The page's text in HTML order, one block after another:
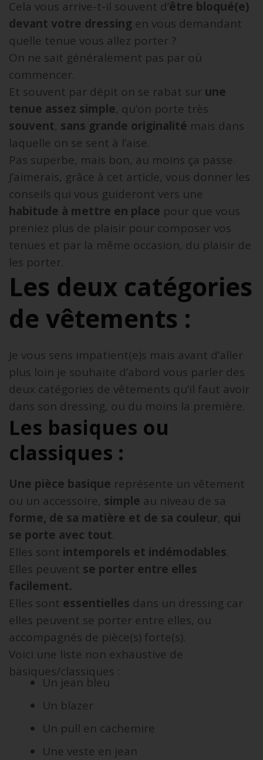
Cela vous arrive-t-il souvent d’être bloqué(e)
devant votre dressing en vous demandant
quelle tenue vous allez porter ?
On ne sait généralement pas par où
commencer.
Et souvent par dépit on se rabat sur une
tenue assez simple, qu’on porte très
souvent, sans grande originalité mais dans
laquelle on se sent à l’aise.
Pas superbe, mais bon, au moins ça passe.
J’aimerais, grâce à cet article, vous donner les
conseils qui vous guideront vers une
habitude à mettre en place pour que vous
preniez plus de plaisir pour composer vos
tenues et par la même occasion, du plaisir de
les porter.
Les deux catégories
de vêtements :
Je vous sens impatient(e)s mais avant d’aller
plus loin je souhaite d’abord vous parler des
deux catégories de vêtements qu’il faut avoir
dans son dressing, ou du moins la première.
Les basiques ou
classiques :
Une pièce basique représente un vêtement
ou un accessoire, simple au niveau de sa
forme, de sa matière et de sa couleur, qui
se porte avec tout.
Elles sont intemporels et indémodables.
Elles peuvent se porter entre elles
facilement.
Elles sont essentielles dans un dressing car
elles peuvent se porter entre elles, ou
accompagnés de pièce(s) forte(s).
Voici une liste non exhaustive de
basiques/classiques :
Un jean bleu
Un blazer
Un pull en cachemire
Une veste en jean